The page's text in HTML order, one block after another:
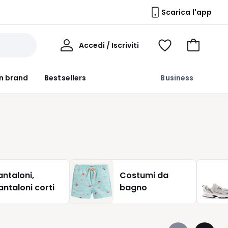
Scarica l'app
brand Bestsellers Business
Accedi / Iscriviti
Voir
Vai
corti
Costumi da
bagno